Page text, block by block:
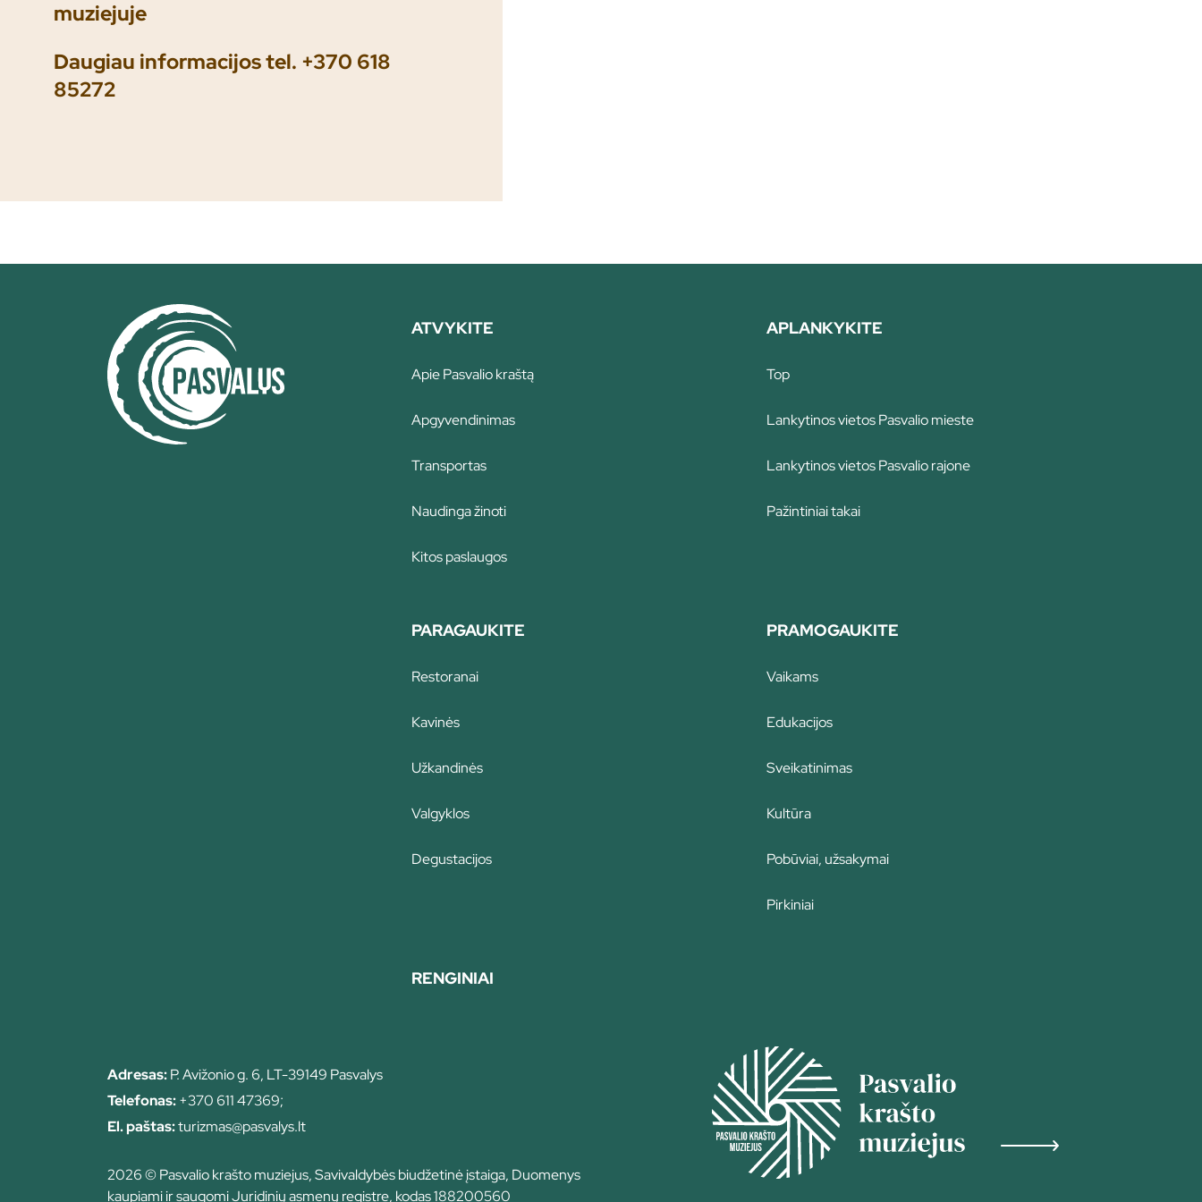
muziejuje
Daugiau informacijos tel. +370 618
85272
ATVYKITE
Apie Pasvalio kraštą
Apgyvendinimas
Transportas
Naudinga žinoti
Kitos paslaugos
APLANKYKITE
Top
Lankytinos vietos Pasvalio mieste
Lankytinos vietos Pasvalio rajone
Pažintiniai takai
PARAGAUKITE
Restoranai
Kavinės
Užkandinės
Valgyklos
Degustacijos
PRAMOGAUKITE
Vaikams
Edukacijos
Sveikatinimas
Kultūra
Pobūviai, užsakymai
Pirkiniai
RENGINIAI
Adresas:P. Avižonio g. 6, LT-39149 Pasvalys
Telefonas:+370 611 47369;
El. paštas:turizmas@pasvalys.lt
2026 © Pasvalio krašto muziejus, Savivaldybės biudžetinė įstaiga, Duomenys
kaupiami ir saugomi Juridinių asmenų registre, kodas 188200560